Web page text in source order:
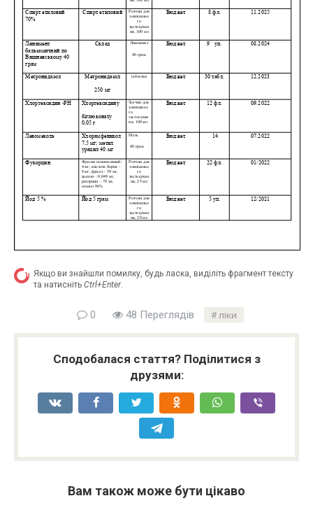
Якщо ви знайшли помилку, будь ласка, виділіть фрагмент тексту
та натисніть Ctrl+Enter.
0 48 Переглядів ліки
Сподобалася стаття? Поділитися з
друзями:
Вам також може бути цікаво